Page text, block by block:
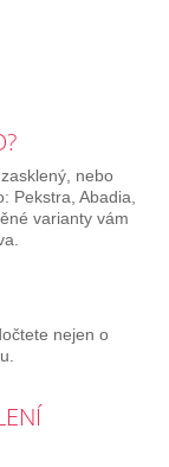
nebo
Pekstra, Abadia,
varianty vám
nejen o